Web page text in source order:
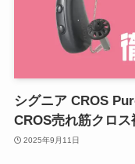
シグニア CROS
CROS売れ筋クロス
2025年9月11日